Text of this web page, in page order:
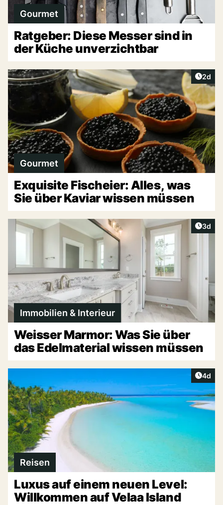
Gourmet
Ratgeber: Diese Messer sind in
der Küche unverzichtbar
2d
Gourmet
Exquisite Fischeier: Alles, was
Sie über Kaviar wissen müssen
3d
Immobilien & Interieur
Weisser Marmor: Was Sie über
das Edelmaterial wissen müssen
4d
Reisen
Luxus auf einem neuen Level:
Willkommen auf Velaa Island